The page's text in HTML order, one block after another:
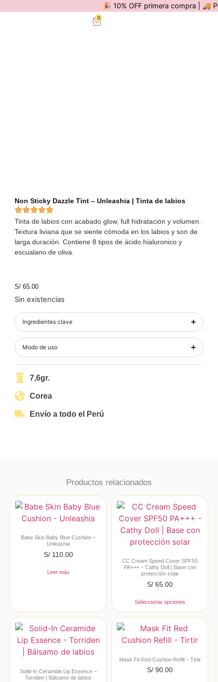
🎉 10% OFF primera compra | 🚚
0
Non Sticky Dazzle Tint – Unleashia | Tinta de labios
Tinta de labios con acabado glow, full hidratación y volumen.
Textura liviana que se siente cómoda en los labios y son de
larga duración. Contiene 8 tipos de ácido hialuronico y
escualano de oliva.
S/ 65.00
Sin existencias
Ingredientes clave
Modo de uso
7,6gr.
Corea
Envío a todo el Perú
Productos relacionados
Babe Skin Baby Blue Cushion –
Unleashia
S/110.00
Leer más
CC Cream Speed Cover SPF50
PA+++ – Cathy Doll | Base con
protección solar
S/ 65.00
Seleccionar opciones
Solid-In Ceramide Lip Essence –
Torriden | Bálsamo de labios
Mask Fit Red Cushion Refill – Tirtir
S/ 90.00